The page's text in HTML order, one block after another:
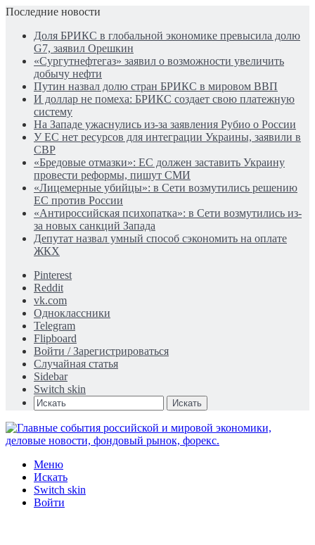
Последние новости
Доля БРИКС в глобальной экономике превысила долю
G7, заявил Орешкин
«Сургутнефтегаз» заявил о возможности увеличить
добычу нефти
Путин назвал долю стран БРИКС в мировом ВВП
И доллар не помеха: БРИКС создает свою платежную
систему
На Западе ужаснулись из-за заявления Рубио о России
У ЕС нет ресурсов для интеграции Украины, заявили в
СВР
«Бредовые отмазки»: ЕС должен заставить Украину
провести реформы, пишут СМИ
«Лицемерные убийцы»: в Сети возмутились решению
ЕС против России
«Антироссийская психопатка»: в Сети возмутились из-
за новых санкций Запада
Депутат назвал умный способ сэкономить на оплате
ЖКХ
Pinterest
Reddit
vk.com
Одноклассники
Telegram
Flipboard
Войти / Зарегистрироваться
Случайная статья
Sidebar
Switch skin
Искать
Меню
Искать
Switch skin
Войти